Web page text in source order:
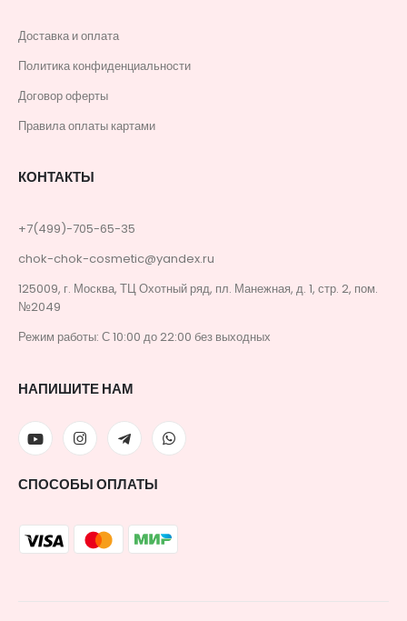
Доставка и оплата
Политика конфиденциальности
Договор оферты
Правила оплаты картами
КОНТАКТЫ
+7(499)-705-65-35
chok-chok-cosmetic@yandex.ru
125009, г. Москва, ТЦ Охотный ряд, пл. Манежная, д. 1, стр. 2, пом.
№2049
Режим работы: С 10:00 до 22:00 без выходных
НАПИШИТЕ НАМ
СПОСОБЫ ОПЛАТЫ